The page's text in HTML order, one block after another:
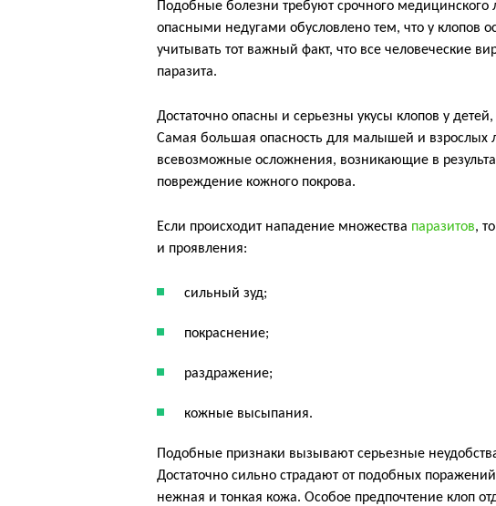
Подобные болезни требуют срочного
опасными недугами обусловлено тем, что у клопов
учитывать тот важный факт, что все человеческие
паразита.
Достаточно опасны и серьезны укусы клопов у
Самая большая опасность для малышей и взрослых
всевозможные осложнения, возникающие в
повреждение кожного покрова.
Если происходит нападение множества паразитов,
и проявления:
сильный зуд;
покраснение;
раздражение;
кожные высыпания.
Подобные признаки вызывают серьезные
Достаточно сильно страдают от подобных
нежная и тонкая кожа. Особое предпочтение клоп